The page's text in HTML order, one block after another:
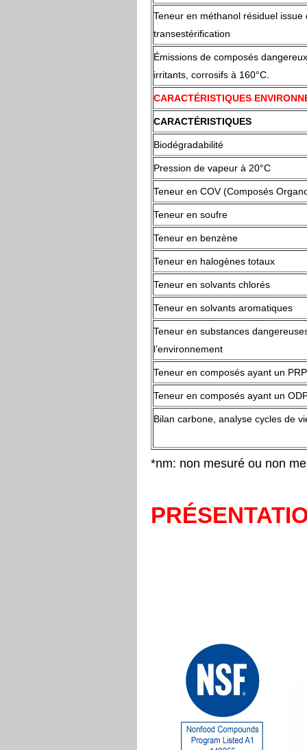
Teneur en méthanol résiduel issue
transestérification
Émissions de composés
irritants, corrosifs à 160°C.
CARACTÉRISTIQUES
CARACTÉRISTIQUES
Biodégradabilité
Pression de vapeur à 20°C
Teneur en COV (Composés
Teneur en soufre
Teneur en benzène
Teneur en halogènes totaux
Teneur en solvants chlorés
Teneur en solvants aromatiques
Teneur en substances
l’environnement
Teneur en composés ayant un PRP
Teneur en composés ayant un
Bilan carbone, analyse cycles de
*nm: non mesuré ou non